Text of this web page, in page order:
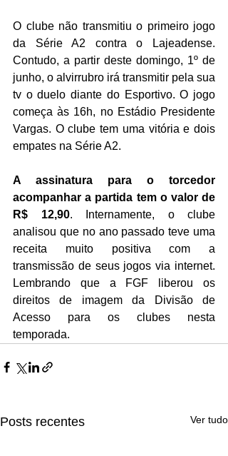
O clube não transmitiu o primeiro jogo
da Série A2 contra o Lajeadense.
Contudo, a partir deste domingo, 1º de
junho, o alvirrubro irá transmitir pela sua
tv o duelo diante do Esportivo. O jogo
começa às 16h, no Estádio Presidente
Vargas. O clube tem uma vitória e dois
empates na Série A2.
A assinatura para o torcedor
acompanhar a partida tem o valor de
R$ 12,90. Internamente, o clube
analisou que no ano passado teve uma
receita muito positiva com a
transmissão de seus jogos via internet.
Lembrando que a FGF liberou os
direitos de imagem da Divisão de
Acesso para os clubes nesta
temporada.
Posts recentes Ver tudo